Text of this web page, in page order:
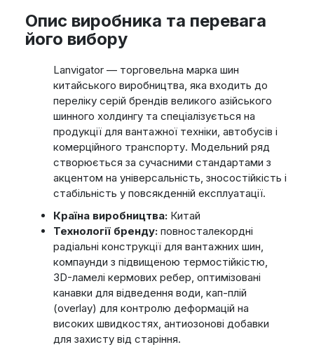
Опис виробника та перевага
його вибору
Lanvigator — торговельна марка шин
китайського виробництва, яка входить до
переліку серій брендів великого азійського
шинного холдингу та спеціалізується на
продукції для вантажної техніки, автобусів і
комерційного транспорту. Модельний ряд
створюється за сучасними стандартами з
акцентом на універсальність, зносостійкість і
стабільність у повсякденній експлуатації.
Країна виробництва:Китай
Технології бренду:повносталекордні
радіальні конструкції для вантажних шин,
компаунди з підвищеною термостійкістю,
3D-ламелі кермових ребер, оптимізовані
канавки для відведення води, кап-плій
(overlay) для контролю деформацій на
високих швидкостях, антиозонові добавки
для захисту від старіння.